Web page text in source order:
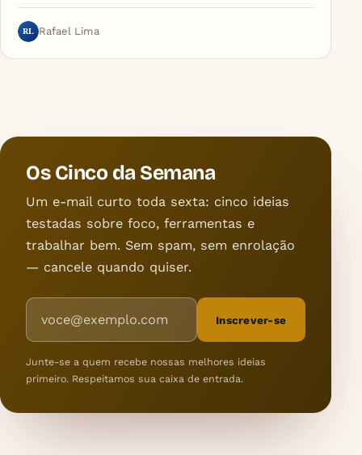
RL Rafael Lima
Os Cinco da Semana
Um e-mail curto toda sexta: cinco ideias
testadas sobre foco, ferramentas e
trabalhar bem. Sem spam, sem enrolação
— cancele quando quiser.
Endereço de e-mail
Inscrever-se
Junte-se a quem recebe nossas melhores ideias
primeiro. Respeitamos sua caixa de entrada.